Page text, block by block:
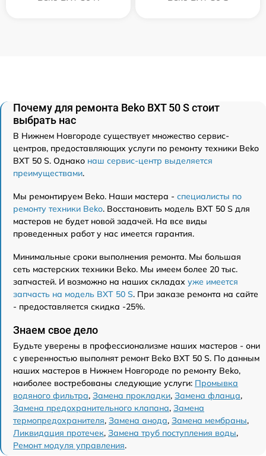
Почему для ремонта Beko BXT 50 S стоит
выбрать нас
В Нижнем Новгороде существует множество сервис-
центров, предоставляющих услуги по ремонту техники Beko
BXT 50 S. Однако наш сервис-центр выделяется
преимуществами.
Мы ремонтируем Beko. Наши мастера - специалисты по
ремонту техники Beko. Восстановить модель BXT 50 S для
мастеров не будет новой задачей. На все виды
проведенных работ у нас имеется гарантия.
Минимальные сроки выполнения ремонта. Мы большая
сеть мастерских техники Beko. Мы имеем более 20 тыс.
запчастей. И возможно на наших складах уже имеется
запчасть на модель BXT 50 S. При заказе ремонта на сайте
- предоставляется скидка -25%.
Знаем свое дело
Будьте уверены в профессионализме наших мастеров - они
с уверенностью выполнят ремонт Beko BXT 50 S. По данным
наших мастеров в Нижнем Новгороде по ремонту Beko,
наиболее востребованы следующие услуги: Промывка
водяного фильтра, Замена прокладки, Замена фланца,
Замена предохранительного клапана, Замена
термопредохранителя, Замена анода, Замена мембраны,
Ликвидация протечек, Замена труб поступления воды,
Ремонт модуля управления.